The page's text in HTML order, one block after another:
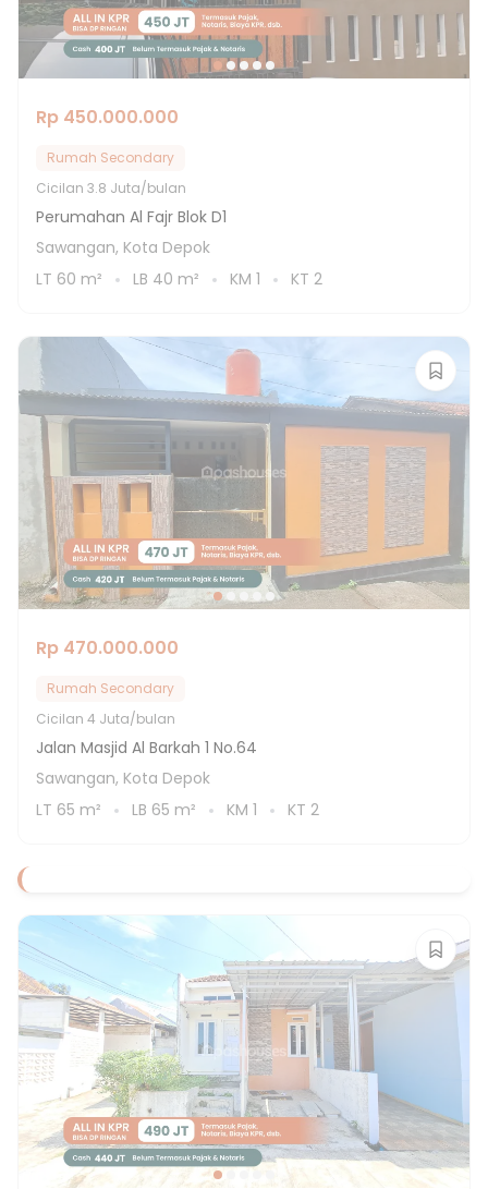
Rp 450.000.000
Rumah Secondary
Cicilan 3.8 Juta/bulan
Perumahan Al Fajr Blok D1
Sawangan, Kota Depok
LT 60 m² LB 40 m² KM 1 KT 2
Rp 470.000.000
Rumah Secondary
Cicilan 4 Juta/bulan
Jalan Masjid Al Barkah 1 No.64
Sawangan, Kota Depok
LT 65 m² LB 65 m² KM 1 KT 2